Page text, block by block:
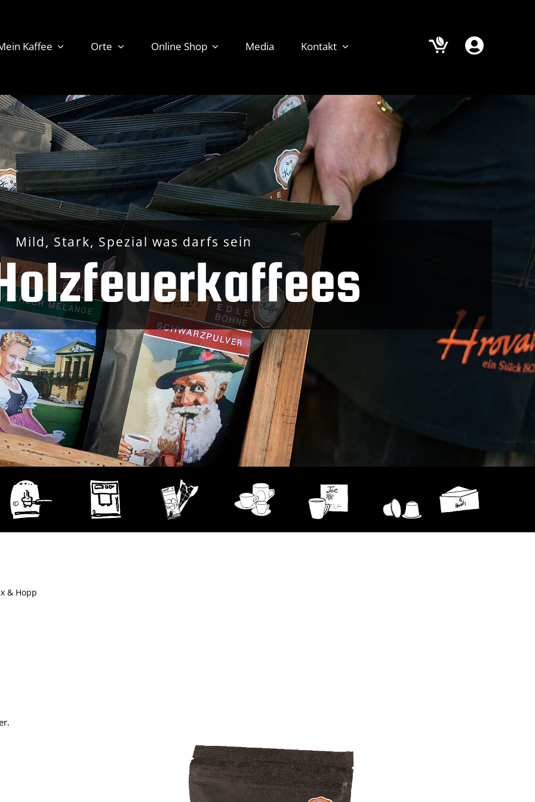
Kaffee Orte Online Shop Media Kontakt
Mild, Stark, Spezial was darfs sein
& Hopp